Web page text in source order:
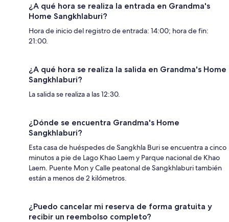
¿A qué hora se realiza la entrada en Grandma's
Home Sangkhlaburi?
Hora de inicio del registro de entrada: 14:00; hora de fin:
21:00.
¿A qué hora se realiza la salida en Grandma's Home
Sangkhlaburi?
La salida se realiza a las 12:30.
¿Dónde se encuentra Grandma's Home
Sangkhlaburi?
Esta casa de huéspedes de Sangkhla Buri se encuentra a cinco
minutos a pie de Lago Khao Laem y Parque nacional de Khao
Laem. Puente Mon y Calle peatonal de Sangkhlaburi también
están a menos de 2 kilómetros.
¿Puedo cancelar mi reserva de forma gratuita y
recibir un reembolso completo?